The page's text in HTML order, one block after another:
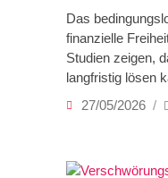
Das
finanzielle
Studien zeigen,
langfristig lösen
27/05/2026